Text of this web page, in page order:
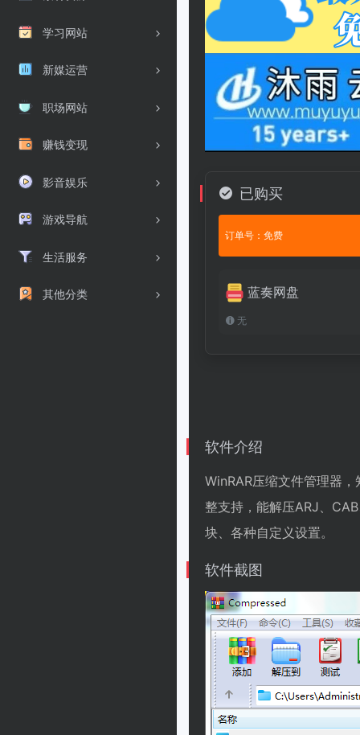
学习网站
新媒运营
职场网站
赚钱变现
影音娱乐
游戏导航
生活服务
其他分类
已购买
订单号：免费
蓝奏网盘
无
软件介绍
WinRAR压缩文件管理器
整支持，能解压ARJ、
块、各种自定义设置。
软件截图